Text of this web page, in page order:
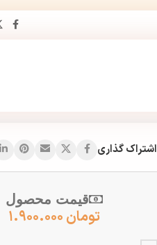
اشتراک گذاری
قیمت محصول
تومان